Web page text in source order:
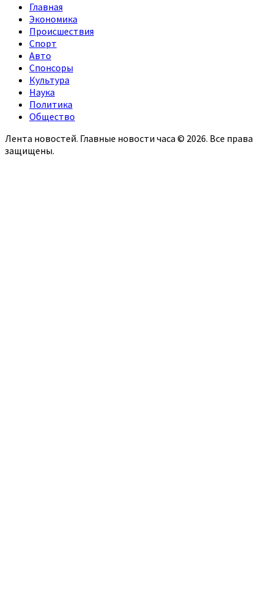
Главная
Экономика
Происшествия
Спорт
Авто
Спонсоры
Культура
Наука
Политика
Общество
Лента новостей. Главные новости часа © 2026. Все права
защищены.